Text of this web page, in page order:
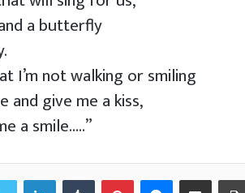
a butterfly
I’m not walking or smiling
give me a kiss,
a smile…..”
LinkedInTumblrPinterestMessenger
Share via Email